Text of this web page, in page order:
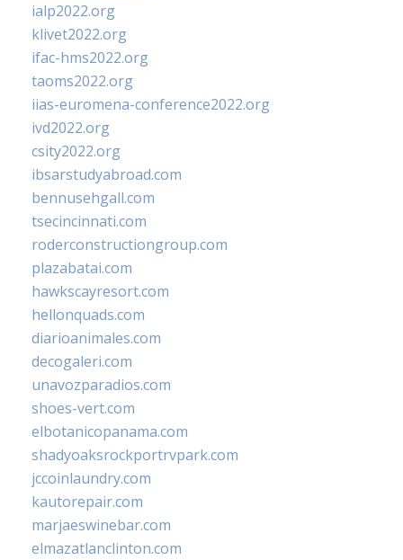
ialp2022.org
klivet2022.org
ifac-hms2022.org
taoms2022.org
iias-euromena-conference2022.org
ivd2022.org
csity2022.org
ibsarstudyabroad.com
bennusehgall.com
tsecincinnati.com
roderconstructiongroup.com
plazabatai.com
hawkscayresort.com
hellonquads.com
diarioanimales.com
decogaleri.com
unavozparadios.com
shoes-vert.com
elbotanicopanama.com
shadyoaksrockportrvpark.com
jccoinlaundry.com
kautorepair.com
marjaeswinebar.com
elmazatlanclinton.com